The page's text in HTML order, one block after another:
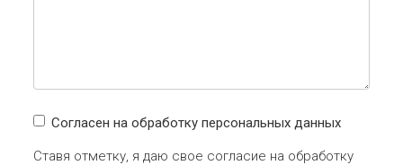
Согласен на обработку персональных данных
Ставя отметку, я даю свое согласие на обработку